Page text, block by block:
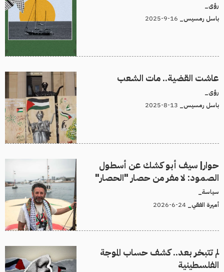
رؤى_
باسل رمسيس_
عاشت القضية.. مات الشعب
رؤى_
باسل رمسيس_
حوار| سيف أبو كشك عن أسطول
الصمود: لا مفر من حصار "الحصار"
سياسة_
أميرة الفقي_
لم تتبخر بعد.. كشف حساب الموجة
الفلسطينية